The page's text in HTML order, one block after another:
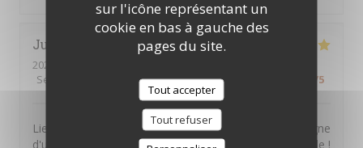
sur l'icône représentant un
cookie en bas à gauche des
pages du site.
Tout accepter
Tout refuser
Juliette
2026-04-14
Service
Ambiance:4/5 Cuisine:5 /5
Lieu d'apprentissage, où l'on déguste un menu fixe digne
d'un restaurant gastronomique pour un prix raisonnable !